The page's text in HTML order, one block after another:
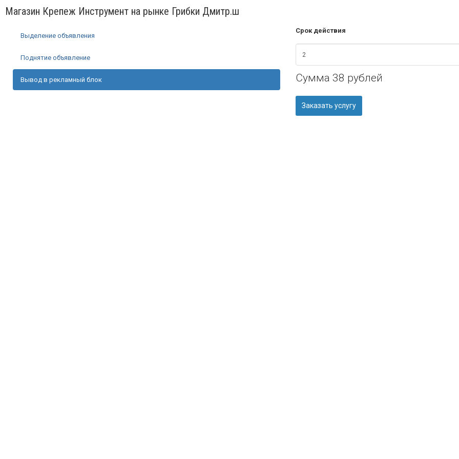
Магазин Крепеж Инструмент на рынке Грибки Дмитр.ш
Выделение объявления
Поднятие объявление
Вывод в рекламный блок
Срок действия
Сумма 38 рублей